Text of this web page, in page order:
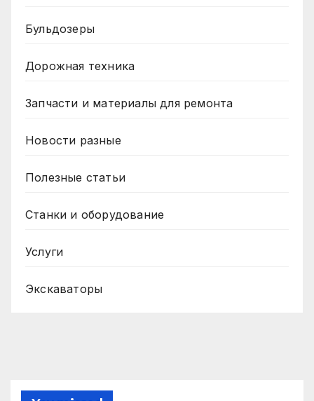
Бульдозеры
Дорожная техника
Запчасти и материалы для ремонта
Новости разные
Полезные статьи
Станки и оборудование
Услуги
Экскаваторы